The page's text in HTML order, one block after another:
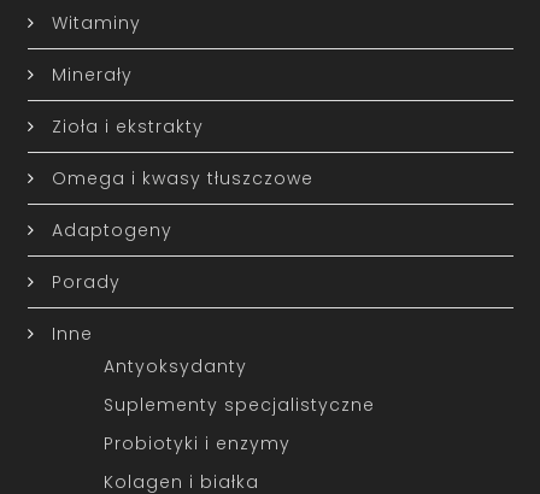
Witaminy
Minerały
Zioła i ekstrakty
Omega i kwasy tłuszczowe
Adaptogeny
Porady
Inne
Antyoksydanty
Suplementy specjalistyczne
Probiotyki i enzymy
Kolagen i białka